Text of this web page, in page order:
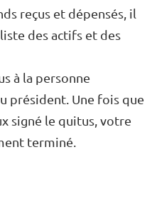
reçus et dépensés, il
des actifs et des
à la personne
président. Une fois que
signé le quitus, votre
terminé.